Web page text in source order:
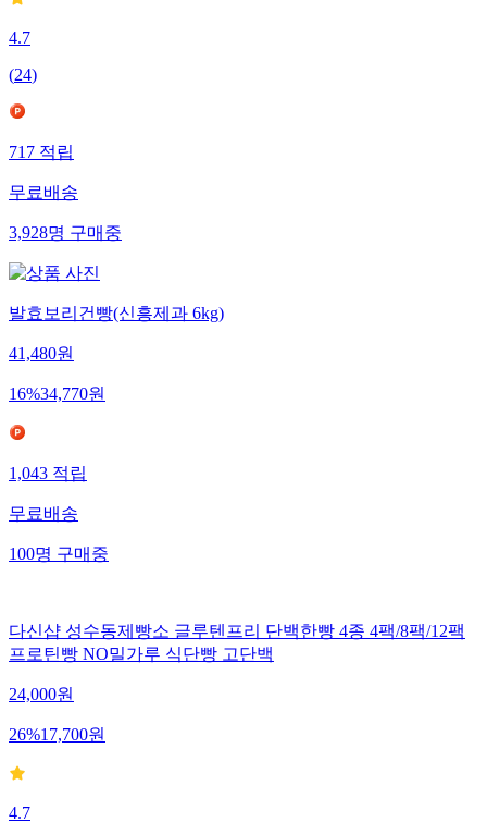
4.7
(24)
717적립
무료배송
3,928명구매중
발효보리건빵(신흥제과 6kg)
41,480원
16%34,770원
1,043적립
무료배송
100명구매중
다신샵 성수동제빵소 글루텐프리 단백한빵 4종 4팩/8팩/12팩
프로틴빵 NO밀가루 식단빵 고단백
24,000원
26%17,700원
4.7